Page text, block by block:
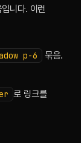
니다. 이런
p-6
묶음.
로 링크를